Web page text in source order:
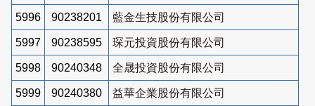
5996 90238201 藍金生技股份有限公司
5997 90238595 琛元投資股份有限公司
5998 90240348 全晟投資股份有限公司
5999 90240380 益華企業股份有限公司